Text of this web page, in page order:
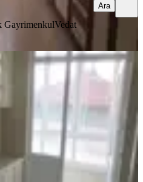
GayrimenkulVedat
Ara
Konumda Full Yapılı
Kat 3+1 Daire
Mahallesi
Düz Giriş (Zemin) ·18.05.2026